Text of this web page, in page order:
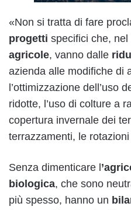
«Non si tratta di fare
progetti specifici che,
agricole, vanno dalle
azienda alle modifiche di
l’ottimizzazione dell’uso
ridotte, l’uso di colture a
copertura invernale dei
terrazzamenti, le
Senza dimenticare l ’
biologica, che sono
più spesso, hanno un